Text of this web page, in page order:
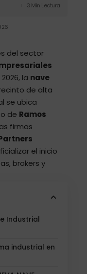
3 Min Lectura
del sector
la nave
de alta
se ubica
de Ramos
firmas
el inicio
brokers y
Industrial
industrial en